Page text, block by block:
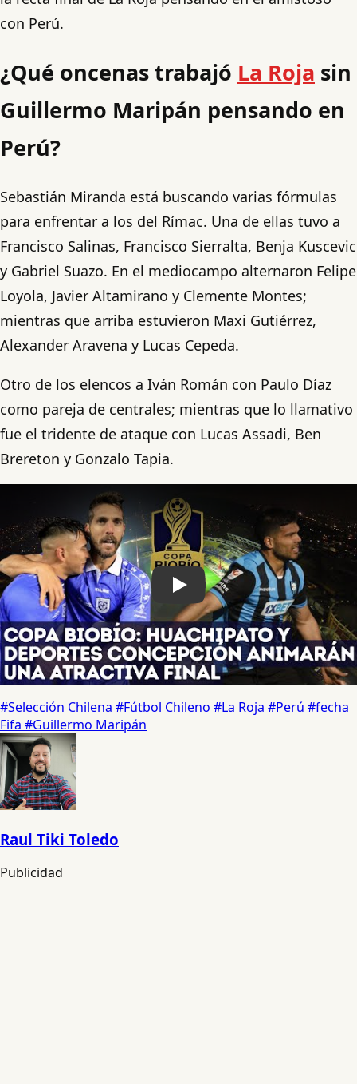
con Perú.
¿Qué oncenas trabajó La Roja sin
Guillermo Maripán pensando en
Perú?
Sebastián Miranda está buscando varias fórmulas
para enfrentar a los del Rímac. Una de ellas tuvo a
Francisco Salinas, Francisco Sierralta, Benja Kuscevic
y Gabriel Suazo. En el mediocampo alternaron Felipe
Loyola, Javier Altamirano y Clemente Montes;
mientras que arriba estuvieron Maxi Gutiérrez,
Alexander Aravena y Lucas Cepeda.
Otro de los elencos a Iván Román con Paulo Díaz
como pareja de centrales; mientras que lo llamativo
fue el tridente de ataque con Lucas Assadi, Ben
Brereton y Gonzalo Tapia.
#Selección Chilena #Fútbol Chileno #La Roja #Perú #fecha
Fifa #Guillermo Maripán
Raul Tiki Toledo
Publicidad